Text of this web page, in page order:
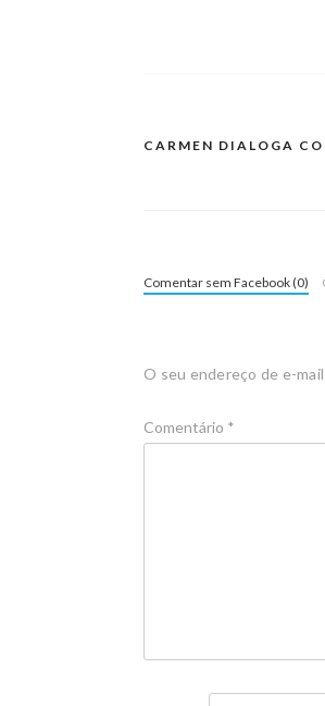
CARMEN DIALOGA
Comentar sem Facebook (0)
O seu endereço de e-
Comentário *